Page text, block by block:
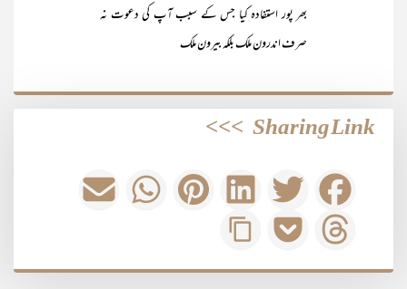
بھر پور استفادہ کیا جس کے سبب آپ کی دعوت نہ
صرف اندرون ملک بلکہ بیرون ملک
Sharing Link
>>>